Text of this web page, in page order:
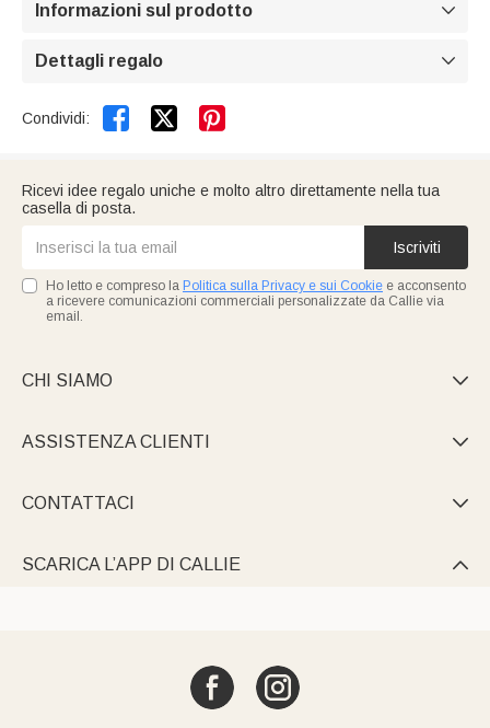
Informazioni sul prodotto 
Dettagli regalo 
Condividi:  
Ricevi idee regalo uniche e molto altro direttamente nella tua
casella di posta.
Iscriviti
Ho letto e compreso la Politica sulla Privacy e sui Cookie e acconsento
a ricevere comunicazioni commerciali personalizzate da Callie via
email.
CHI SIAMO 
ASSISTENZA CLIENTI 
CONTATTACI 
SCARICA L’APP DI CALLIE 